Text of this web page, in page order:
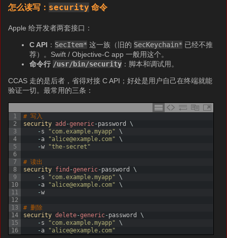
怎么读写： security 命令
Apple 给开发者两套接口：
C API ： SecItem* 这一族（旧的 SecKeychain* 已经不推
荐）。Swift / Objective-C app 一般用这个。
命令行 /usr/bin/security ：脚本和调试用。
CCAS 走的是后者，省得对接 C API；好处是用户自己在终端就能
验证一切。最常用的三条：
1
2
3
4
5
6
7
8
9
10
11
12
13
14
15
16
# 写入
security add -generic-password
\
- s "com.example.myapp" \
-a "alice@example.com" \
-w "the-secret"
# 读出
security find -generic-password
\
- s "com.example.myapp" \
-a "alice@example.com" \
-w
# 删除
security delete-generic-password
\
- s "com.example.myapp" \
-a "alice@example.com"